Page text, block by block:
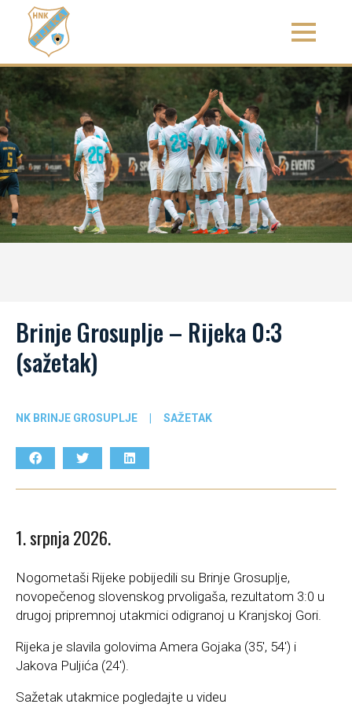
Brinje Grosuplje – Rijeka 0:3
(sažetak)
NK BRINJE GROSUPLJE | SAŽETAK
1. srpnja 2026.
Nogometaši Rijeke pobijedili su Brinje Grosuplje,
novopečenog slovenskog prvoligaša, rezultatom 3:0 u
drugoj pripremnoj utakmici odigranoj u Kranjskoj Gori.
Rijeka je slavila golovima Amera Gojaka (35′, 54′) i
Jakova Puljića (24′).
Sažetak utakmice pogledajte u videu